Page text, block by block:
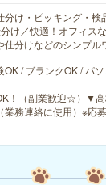
分け・ピッキング・検
け／快適！オフィス
仕分けなどのシンプ
OK / ブランクOK / パ
！（副業歓迎☆）▼
業務連絡に使用）※応